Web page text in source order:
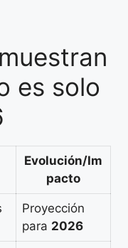
es solo
Evolución/Im
pacto
Proyección
para 2026